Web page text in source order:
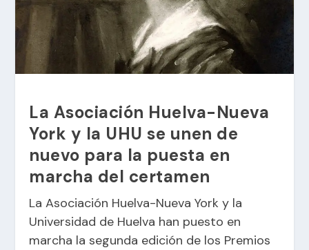
La Asociación Huelva-Nueva
York y la UHU se unen de
nuevo para la puesta en
marcha del certamen
La Asociación Huelva-Nueva York y la
Universidad de Huelva han puesto en
marcha la segunda edición de los Premios